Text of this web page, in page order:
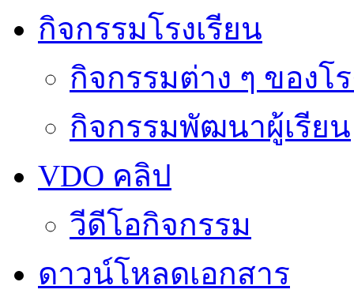
กิจกรรมโรงเรียน
กิจกรรมต่าง ๆ ของโ
กิจกรรมพัฒนาผู้เรียน
VDO คลิป
วีดีโอกิจกรรม
ดาวน์โหลดเอกสาร